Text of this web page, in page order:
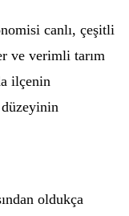
canlı, çeşitli
ve verimli tarım
ilçenin
düzeyinin
oldukça